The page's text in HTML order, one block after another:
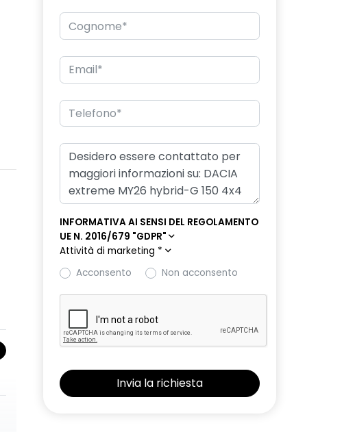
INFORMATIVA AI SENSI DEL REGOLAMENTO
UE N. 2016/679 "GDPR"
Attività di marketing *
Acconsento
Non acconsento